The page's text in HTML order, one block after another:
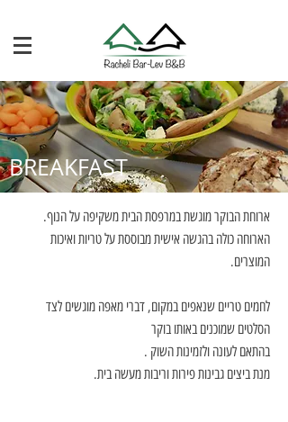
BREAKFAST
ארוחת הבוקר מוגשת במרפסת הבית משקיפה על הנוף.
הארוחה כולה בהגשה אישית מבוססת על טריות ואיכות
המוצרים.
לחמים טריים שנאפים במקום, דברי מאפה מוגשים לצד
הסלטים שמוכנים באותו בוקר
בהתאם לעונה ולזמינות השוק .
מנת ביצים גבינות פירות וריבות מעשה בית.